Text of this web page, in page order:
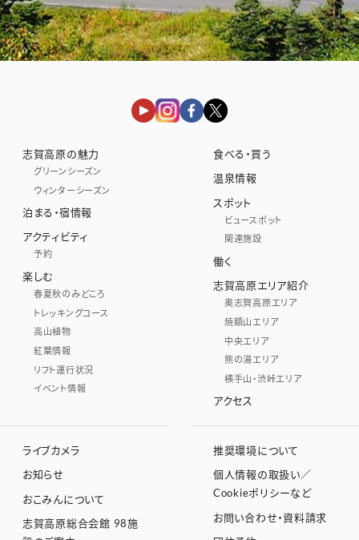
志賀高原の魅力
グリーンシーズン
ウィンターシーズン
泊まる・宿情報
アクティビティ
予約
楽しむ
春夏秋のみどころ
トレッキングコース
高山植物
紅葉情報
リフト運行状況
イベント情報
食べる・買う
温泉情報
スポット
ビュースポット
関連施設
働く
志賀高原エリア紹介
奥志賀高原エリア
焼額山エリア
中央エリア
熊の湯エリア
横手山・渋峠エリア
アクセス
ライブカメラ
お知らせ
おこみんについて
志賀高原総合会館 98施
推奨環境について
個人情報の取扱い／
Cookieポリシーなど
お問い合わせ・資料請求